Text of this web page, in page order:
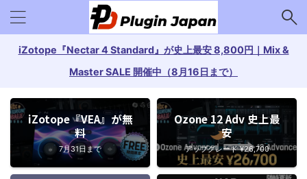
iZotope『Nectar 4 Standard』が史上最安 8,800円｜Mix &
Master SALE 開催中（8月16日まで）
iZotope『VEA』が無
料
7月31日まで
Ozone 12 Adv 史上最
安
アップグレード ¥26,700